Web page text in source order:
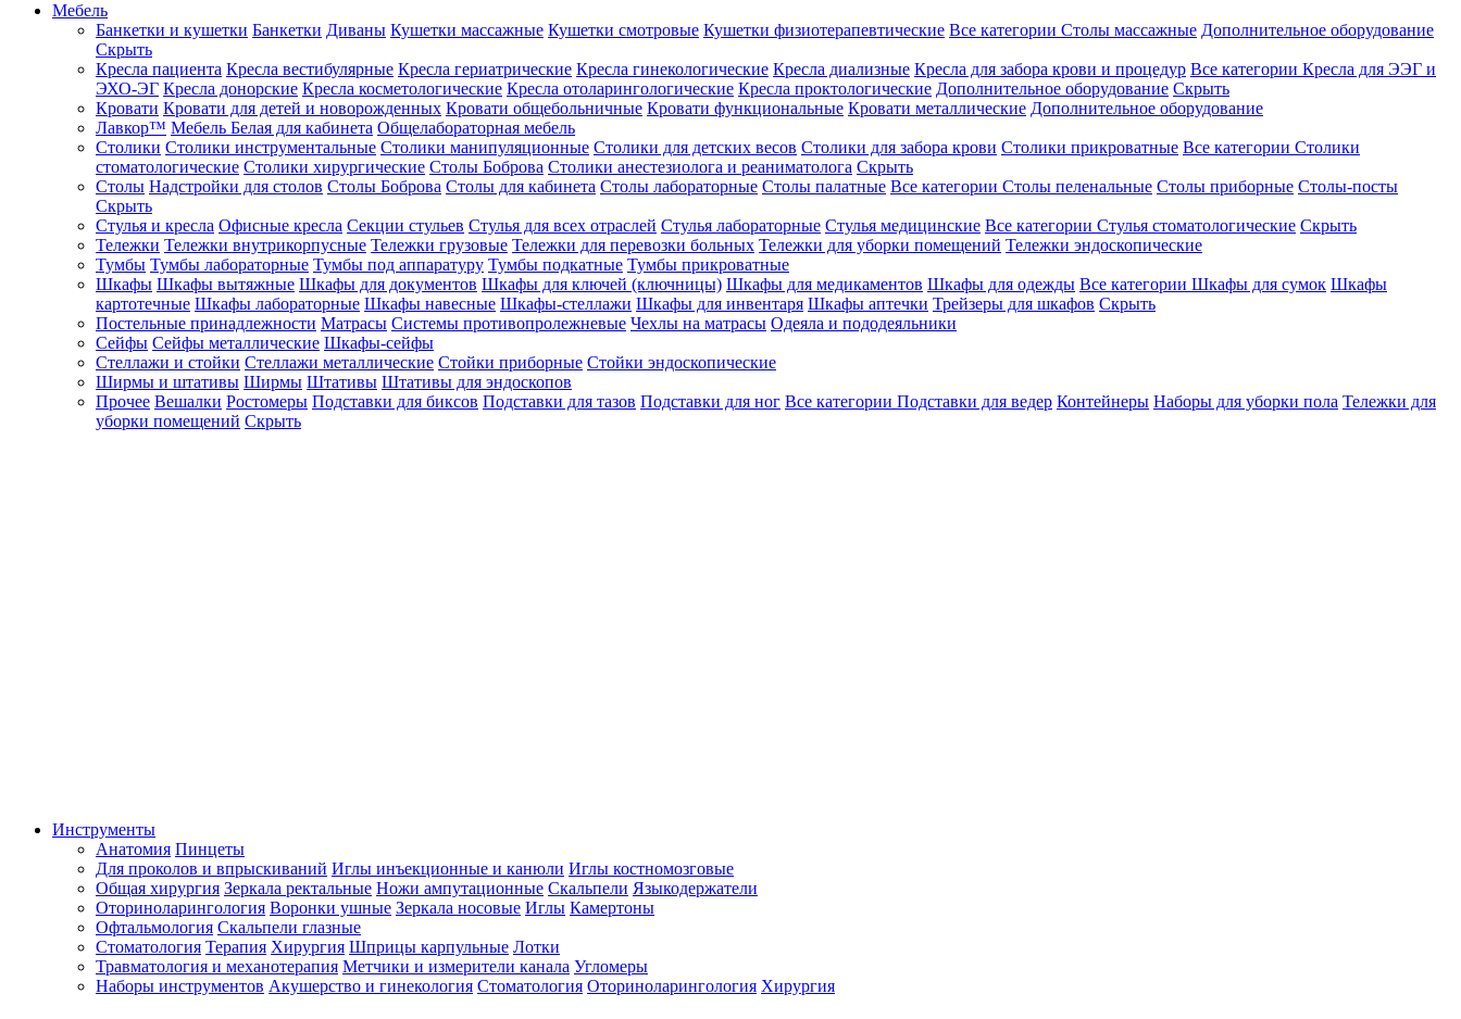
Мебель
Банкетки и кушетки Банкетки Диваны Кушетки массажные Кушетки смотровые Кушетки физиотерапевтические Все категории Столы массажные Дополнительное оборудование
Скрыть
Кресла пациента Кресла вестибулярные Кресла гериатрические Кресла гинекологические Кресла диализные Кресла для забора крови и процедур Все категории Кресла для ЭЭГ и
ЭХО-ЭГ Кресла донорские Кресла косметологические Кресла отоларингологические Кресла проктологические Дополнительное оборудование Скрыть
Кровати Кровати для детей и новорожденных Кровати общебольничные Кровати функциональные Кровати металлические Дополнительное оборудование
Лавкор™ Мебель Белая для кабинета Общелабораторная мебель
Столики Столики инструментальные Столики манипуляционные Столики для детских весов Столики для забора крови Столики прикроватные Все категории Столики
стоматологические Столики хирургические Столы Боброва Столики анестезиолога и реаниматолога Скрыть
Столы Надстройки для столов Столы Боброва Столы для кабинета Столы лабораторные Столы палатные Все категории Столы пеленальные Столы приборные Столы-посты
Скрыть
Стулья и кресла Офисные кресла Секции стульев Стулья для всех отраслей Стулья лабораторные Стулья медицинские Все категории Стулья стоматологические Скрыть
Тележки Тележки внутрикорпусные Тележки грузовые Тележки для перевозки больных Тележки для уборки помещений Тележки эндоскопические
Тумбы Тумбы лабораторные Тумбы под аппаратуру Тумбы подкатные Тумбы прикроватные
Шкафы Шкафы вытяжные Шкафы для документов Шкафы для ключей (ключницы) Шкафы для медикаментов Шкафы для одежды Все категории Шкафы для сумок Шкафы
картотечные Шкафы лабораторные Шкафы навесные Шкафы-стеллажи Шкафы для инвентаря Шкафы аптечки Трейзеры для шкафов Скрыть
Постельные принадлежности Матрасы Системы противопролежневые Чехлы на матрасы Одеяла и пододеяльники
Сейфы Сейфы металлические Шкафы-сейфы
Стеллажи и стойки Стеллажи металлические Стойки приборные Стойки эндоскопические
Ширмы и штативы Ширмы Штативы Штативы для эндоскопов
Прочее Вешалки Ростомеры Подставки для биксов Подставки для тазов Подставки для ног Все категории Подставки для ведер Контейнеры Наборы для уборки пола Тележки для
уборки помещений Скрыть
Инструменты
Анатомия Пинцеты
Для проколов и впрыскиваний Иглы инъекционные и канюли Иглы костномозговые
Общая хирургия Зеркала ректальные Ножи ампутационные Скальпели Языкодержатели
Оториноларингология Воронки ушные Зеркала носовые Иглы Камертоны
Офтальмология Скальпели глазные
Стоматология Терапия Хирургия Шприцы карпульные Лотки
Травматология и механотерапия Метчики и измерители канала Угломеры
Наборы инструментов Акушерство и гинекология Стоматология Оториноларингология Хирургия